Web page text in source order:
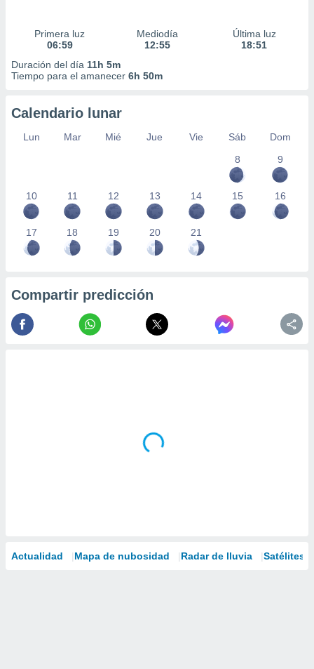
Primera luz
06:59
Mediodía
12:55
Última luz
18:51
Duración del día 11h 5m
Tiempo para el amanecer 6h 50m
Calendario lunar
Lun Mar Mié Jue Vie Sáb
Dom
8
9
10 11 12 13 14 15 16
17 18 19 20 21
Compartir predicción
Actualidad Mapa de nubosidad Radar de lluvia Satélites